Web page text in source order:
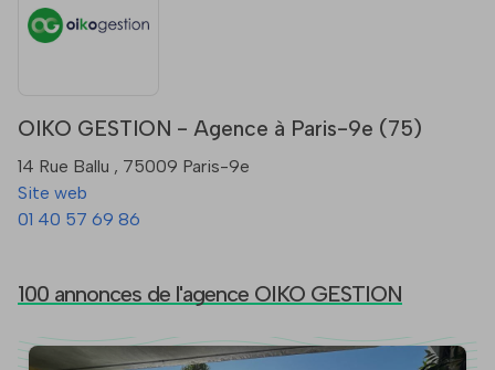
OIKO GESTION - Agence à Paris-9e (75)
14 Rue Ballu , 75009 Paris-9e
Site web
01 40 57 69 86
100 annonces de l'agence OIKO GESTION